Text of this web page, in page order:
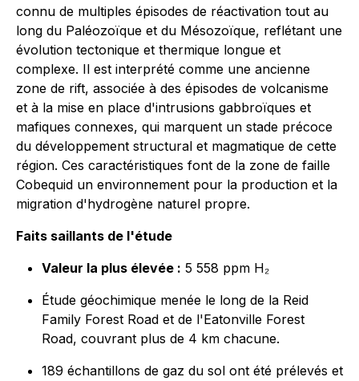
connu de multiples épisodes de réactivation tout au
long du Paléozoïque et du Mésozoïque, reflétant une
évolution tectonique et thermique longue et
complexe. Il est interprété comme une ancienne
zone de rift, associée à des épisodes de volcanisme
et à la mise en place d'intrusions gabbroïques et
mafiques connexes, qui marquent un stade précoce
du développement structural et magmatique de cette
région. Ces caractéristiques font de la zone de faille
Cobequid un environnement pour la production et la
migration d'hydrogène naturel propre.
Faits saillants de l'étude
Valeur la plus élevée : 5 558 ppm H₂
Étude géochimique menée le long de la Reid
Family Forest Road et de l'Eatonville Forest
Road, couvrant plus de 4 km chacune.
189 échantillons de gaz du sol ont été prélevés et